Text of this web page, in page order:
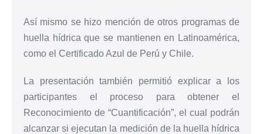
Así mismo se hizo mención de otros programas de
huella hídrica que se mantienen en Latinoamérica,
como el Certificado Azul de Perú y Chile.
La presentación también permitió explicar a los
participantes el proceso para obtener el
Reconocimiento de “Cuantificación”, el cual podrán
alcanzar si ejecutan la medición de la huella hídrica